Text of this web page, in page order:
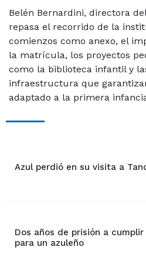
Belén Bernardini, directora
repasa el recorrido de la
comienzos como anexo, el
la matrícula, los proyectos
como la biblioteca infantil y
infraestructura que
adaptado a la primera
Azul perdió en su visita a
Dos años de prisión a cumplir
para un azuleño